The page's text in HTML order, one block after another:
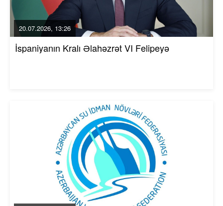
20.07.2026, 13:26
İspaniyanın Kralı Əlahəzrət VI Felipeyə